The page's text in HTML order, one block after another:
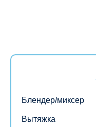
Блендер/миксер
Вытяжка